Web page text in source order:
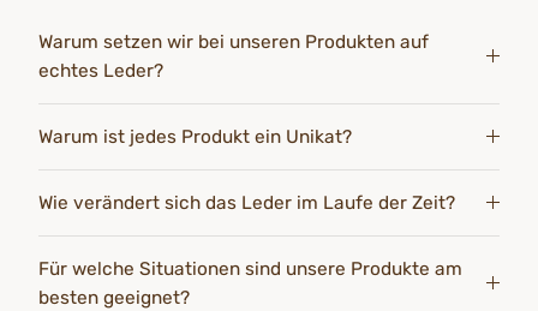
Warum setzen wir bei unseren Produkten auf
echtes Leder?
Warum ist jedes Produkt ein Unikat?
Wie verändert sich das Leder im Laufe der Zeit?
Für welche Situationen sind unsere Produkte am
besten geeignet?